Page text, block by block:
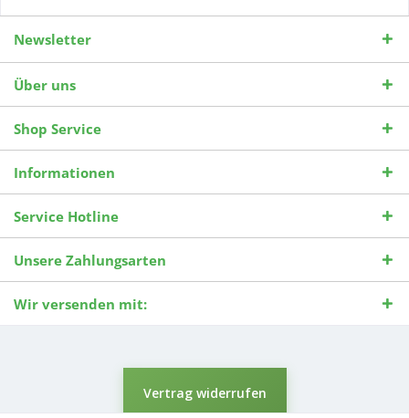
Newsletter
Über uns
Shop Service
Informationen
Service Hotline
Unsere Zahlungsarten
Wir versenden mit:
Vertrag widerrufen